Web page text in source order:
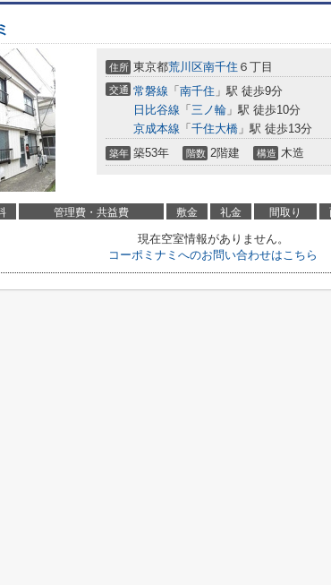
住所 東京都荒川区南千住 ６丁目
交通 常磐線 「 南千住 」駅 徒歩9分
日比谷線 「 三ノ輪 」駅 徒歩10分
京成本線 「 千住大橋 」駅 徒歩13分
築年 築53年 階数 2階建 構造 木造
管理費・共益費 敷金 礼金 間取り
現在空室情報がありません。
コーポミナミへのお問い合わせはこちら